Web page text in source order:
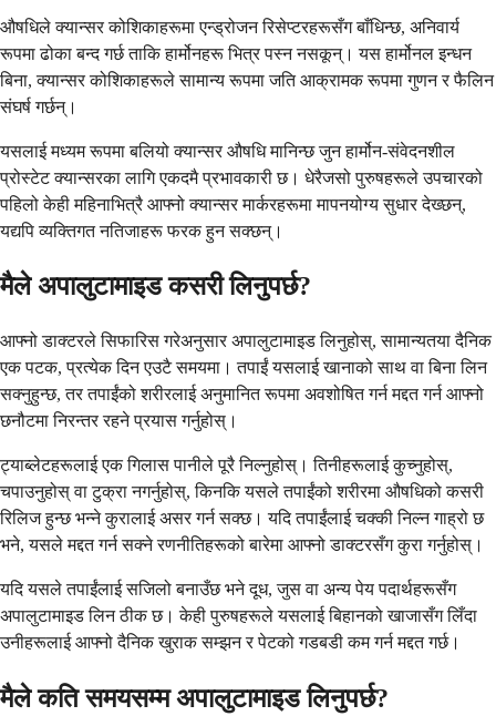
औषधिले क्यान्सर कोशिकाहरूमा एन्ड्रोजन रिसेप्टरहरूसँग बाँधिन्छ, अनिवार्य
रूपमा ढोका बन्द गर्छ ताकि हार्मोनहरू भित्र पस्न नसकून्। यस हार्मोनल इन्धन
बिना, क्यान्सर कोशिकाहरूले सामान्य रूपमा जति आक्रामक रूपमा गुणन र फैलिन
संघर्ष गर्छन्।
यसलाई मध्यम रूपमा बलियो क्यान्सर औषधि मानिन्छ जुन हार्मोन-संवेदनशील
प्रोस्टेट क्यान्सरका लागि एकदमै प्रभावकारी छ। धेरैजसो पुरुषहरूले उपचारको
पहिलो केही महिनाभित्रै आफ्नो क्यान्सर मार्करहरूमा मापनयोग्य सुधार देख्छन्,
यद्यपि व्यक्तिगत नतिजाहरू फरक हुन सक्छन्।
मैले अपालुटामाइड कसरी लिनुपर्छ?
आफ्नो डाक्टरले सिफारिस गरेअनुसार अपालुटामाइड लिनुहोस्, सामान्यतया दैनिक
एक पटक, प्रत्येक दिन एउटै समयमा। तपाईं यसलाई खानाको साथ वा बिना लिन
सक्नुहुन्छ, तर तपाईंको शरीरलाई अनुमानित रूपमा अवशोषित गर्न मद्दत गर्न आफ्नो
छनौटमा निरन्तर रहने प्रयास गर्नुहोस्।
ट्याब्लेटहरूलाई एक गिलास पानीले पूरै निल्नुहोस्। तिनीहरूलाई कुच्नुहोस्,
चपाउनुहोस् वा टुक्रा नगर्नुहोस्, किनकि यसले तपाईंको शरीरमा औषधिको कसरी
रिलिज हुन्छ भन्ने कुरालाई असर गर्न सक्छ। यदि तपाईंलाई चक्की निल्न गाह्रो छ
भने, यसले मद्दत गर्न सक्ने रणनीतिहरूको बारेमा आफ्नो डाक्टरसँग कुरा गर्नुहोस्।
यदि यसले तपाईंलाई सजिलो बनाउँछ भने दूध, जुस वा अन्य पेय पदार्थहरूसँग
अपालुटामाइड लिन ठीक छ। केही पुरुषहरूले यसलाई बिहानको खाजासँग लिँदा
उनीहरूलाई आफ्नो दैनिक खुराक सम्झन र पेटको गडबडी कम गर्न मद्दत गर्छ।
मैले कति समयसम्म अपालुटामाइड लिनुपर्छ?